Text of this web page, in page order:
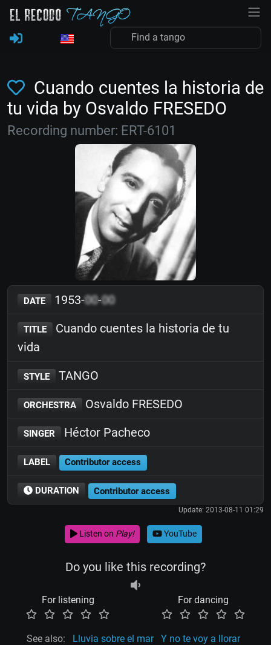
Cuando cuentes la historia de
tu vida by Osvaldo FRESEDO
Recording number: ERT-6101
DATE 1953-00-00
TITLE
Cuando cuentes la historia de tu
vida
STYLE TANGO
ORCHESTRA Osvaldo FRESEDO
SINGER Héctor Pacheco
LABEL Contributor access
DURATION Contributor access
Update: 2013-08-11 01:29
Listen on Play! YouTube
Do you like this recording?
For listening For dancing
See also: Lluvia sobre el mar
Y no te voy a llorar